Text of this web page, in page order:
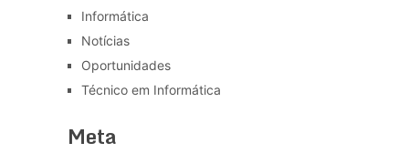
Informática
Notícias
Oportunidades
Técnico em Informática
Meta